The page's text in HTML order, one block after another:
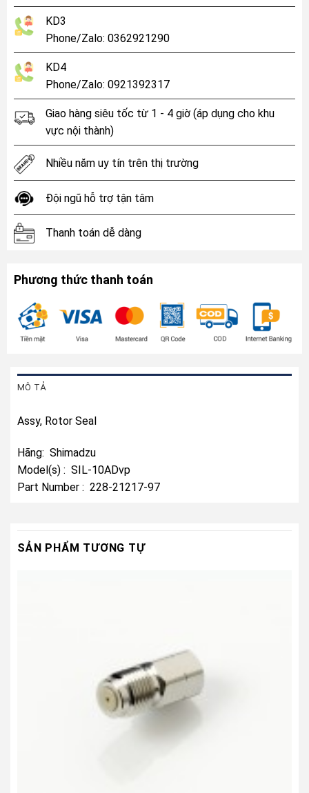
KD3
Phone/Zalo: 0362921290
KD4
Phone/Zalo: 0921392317
Giao hàng siêu tốc từ 1 - 4 giờ (áp dụng cho khu
vực nội thành)
Nhiều năm uy tín trên thị trường
Đội ngũ hỗ trợ tận tâm
Thanh toán dễ dàng
Phương thức thanh toán
MÔ TẢ
Assy, Rotor Seal
Hãng: Shimadzu
Model(s) : SIL-10ADvp
Part Number : 228-21217-97
SẢN PHẨM TƯƠNG TỰ